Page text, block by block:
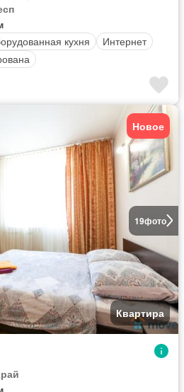
кухня
Интернет
19фото
Новое
Квартира